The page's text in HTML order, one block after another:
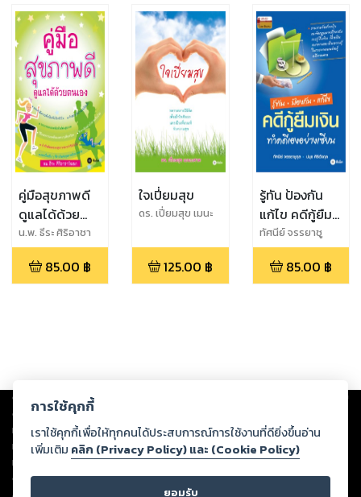
คู่มือสุขภาพดี
ดูแลได้ด้วย
ตนเอง
น.พ. ธีระ ศิริอาชา
วัฒนา
85.00 ฿
ใจเปี่ยมสุข
ดร. เปี่ยมสุข เมนะ
125.00 ฿
รู้ทัน ป้องกัน
แก้ไข คดีกู้ยืม
เงิน ทำคดีเอง
อย่างเซียน
ทัศนีย์ จรรยาชู
กุล,ปมุข ศิริอังกุล
85.00 ฿
Copyright © 2026
ต่อผลงานหรือเนื้อหาใดที่อัปโหลดผ่านเว็บไซต์และปรากฏว่าละเมิดสิทธิใน
ทรัพย์สินทางปัญญาของบุคคลอื่นหรือขัดต่อกฎหมายและศีลธรรม ดังนั้น ผู้อ่าน
ทุกท่านโปรดใช้วิจารณญาณในการกลั่นกรองด้วยตนเอง และหากท่านพบว่าส่วน
หนึ่งส่วนใดขัดต่อกฎหมายและศีลธรรม กรุณาแจ้งมายังบริษัท เพื่อทีมงานจะได้
ดำเนินการในทันที ทั้งนี้ ทางสตอรี่ล็อกขอสงวนลิขสิทธิ์ตามพระราชบัญญัติ
การใช้คุกกี้
เราใช้คุกกี้เพื่อให้ทุกคนได้ประสบการณ์การใช้งานที่ดียิ่งขึ้นอ่าน
เพิ่มเติม คลิก (Privacy Policy) และ (Cookie Policy)
ยอมรับ